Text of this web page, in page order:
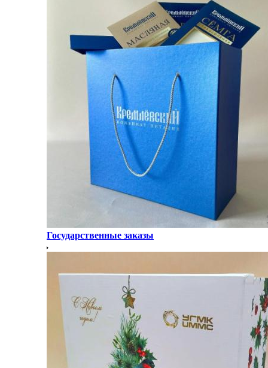
Государственные заказы